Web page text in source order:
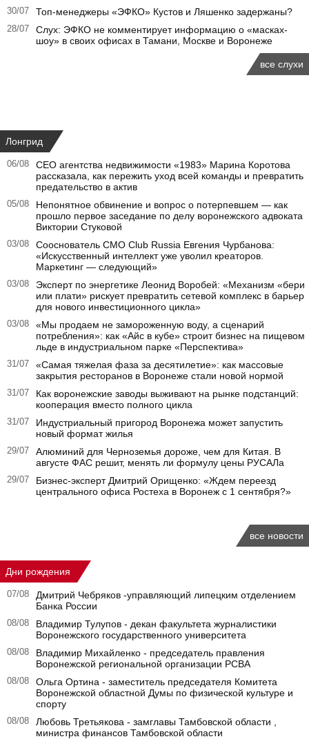
30/07 Топ-менеджеры «ЭФКО» Кустов и Ляшенко задержаны?
28/07
Слух: ЭФКО не комментирует информацию о «масках-
шоу» в своих офисах в Тамани, Москве и Воронеже
все слухи
Лонгрид
06/08
CEO агентства недвижимости «1983» Марина Коротова
рассказала, как пережить уход всей команды и превратить
предательство в актив
05/08
Непонятное обвинение и вопрос о потерпевшем — как
прошло первое заседание по делу воронежского адвоката
Виктории Стуковой
03/08
Сооснователь CMO Club Russia Евгения Чурбанова:
«Искусственный интеллект уже уволил креаторов.
Маркетинг — следующий»
03/08
Эксперт по энергетике Леонид Воробей: «Механизм «бери
или плати» рискует превратить сетевой комплекс в барьер
для нового инвестиционного цикла»
03/08
«Мы продаем не замороженную воду, а сценарий
потребления»: как «Айс в кубе» строит бизнес на пищевом
льде в индустриальном парке «Перспектива»
31/07
«Самая тяжелая фаза за десятилетие»: как массовые
закрытия ресторанов в Воронеже стали новой нормой
31/07
Как воронежские заводы выживают на рынке подстанций:
кооперация вместо полного цикла
31/07
Индустриальный пригород Воронежа может запустить
новый формат жилья
29/07
Алюминий для Черноземья дороже, чем для Китая. В
августе ФАС решит, менять ли формулу цены РУСАЛа
29/07
Бизнес-эксперт Дмитрий Орищенко: «Ждем переезд
центрального офиса Ростеха в Воронеж с 1 сентября?»
все новости
Дни рождения
07/08
Дмитрий Чебряков -управляющий липецким отделением
Банка России
08/08
Владимир Тулупов - декан факультета журналистики
Воронежского государственного университета
08/08
Владимир Михайленко - председатель правления
Воронежской региональной организации РСВА
08/08
Ольга Ортина - заместитель председателя Комитета
Воронежской областной Думы по физической культуре и
спорту
08/08
Любовь Третьякова - замглавы Тамбовской области ,
министра финансов Тамбовской области